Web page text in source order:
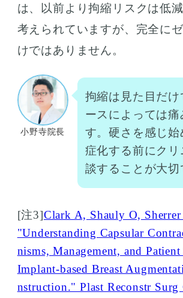
は、以前より拘縮リスクは低
考えられていますが、完全に
けではありません。
小野寺院長
拘縮は見た目だけ
ースによっては痛
す。硬さを感じ始
症化する前にクリ
談することが大切
[注3]Clark A, Shauly O,
"Understanding Capsular
nisms, Management, and
Implant-based Breast
nstruction." Plast Reconstr Surg